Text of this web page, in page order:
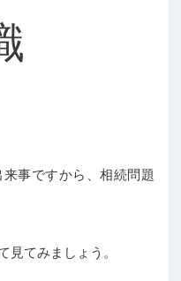
事ですから、相続問題
見てみましょう。